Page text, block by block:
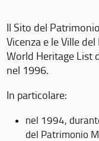
Il Sito del
Vicenza e le Ville
World Heritage List
nel 1996.
In particolare:
nel 1994,
del Patrimonio